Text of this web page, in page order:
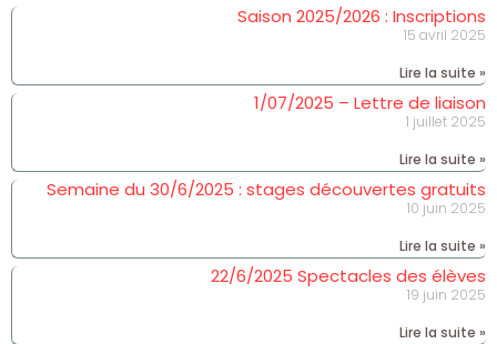
Saison 2025/2026 : Inscriptions
15 avril 2025
Lire la suite »
1/07/2025 – Lettre de liaison
1 juillet 2025
Lire la suite »
Semaine du 30/6/2025 : stages découvertes gratuits
10 juin 2025
Lire la suite »
22/6/2025 Spectacles des élèves
19 juin 2025
Lire la suite »